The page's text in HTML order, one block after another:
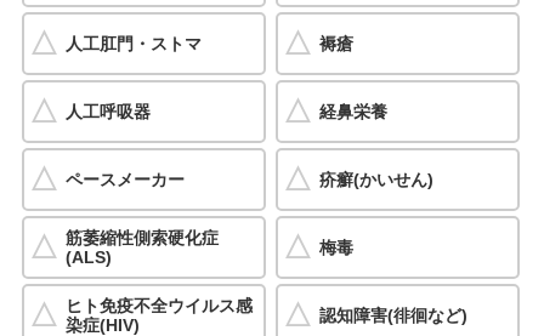
人工肛門・ストマ 褥瘡
人工呼吸器 経鼻栄養
ペースメーカー 疥癬(かいせん)
筋萎縮性側索硬化症
(ALS)
梅毒
ヒト免疫不全ウイルス感
染症(HIV)
認知障害(徘徊など)